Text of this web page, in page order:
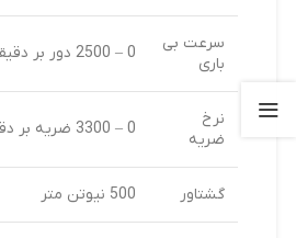
سرعت بی
باری
0 – 2500 دور بر دقیقه
نرخ
ضریه
0 – 3300 ضریه بر دقیقه
گشتاور 500 نیوتن متر